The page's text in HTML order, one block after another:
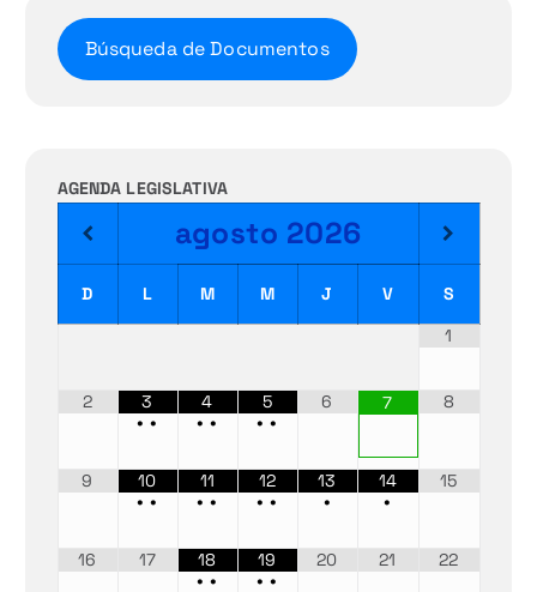
Búsqueda de Documentos
AGENDA LEGISLATIVA
agosto 2026
D L M M J V
S
1
2
3
••
4
••
5
••
6 7 8
9
10
••
11
••
12
••
13
•
14
•
15
16 17
18
••
19
••
20 21 22